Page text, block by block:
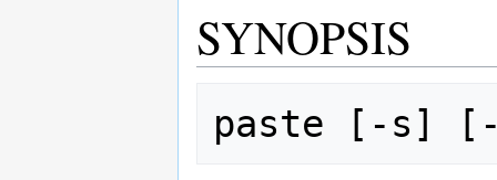
SYNOPSIS